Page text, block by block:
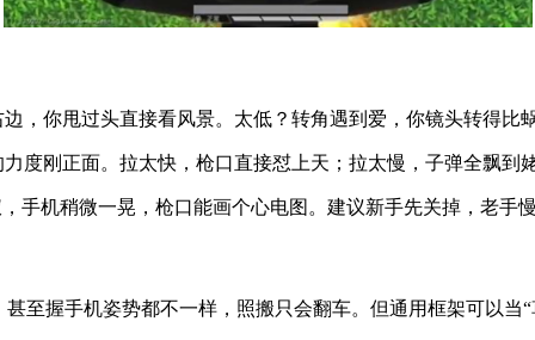
，你甩过头直接看风景。太低？转角遇到爱，你镜头转得比
度刚正面。拉太快，枪口直接怼上天；拉太慢，子弹全飘到姥
手机稍微一晃，枪口能画个心电图。建议新手先关掉，老手
至握手机姿势都不一样，照搬只会翻车。但通用框架可以当“